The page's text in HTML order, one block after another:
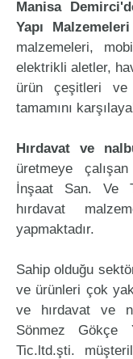
Manisa
Yapı
malzemeleri,
elektrikli aletler,
ürün çeşitleri ve
tamamını
Hırdavat ve
üretmeye
İnşaat San. Ve
hırdavat
yapmaktadır.
Sahip olduğu
ve ürünleri çok
ve hırdavat ve
Sönmez Gökçe
Tic.ltd.şti.